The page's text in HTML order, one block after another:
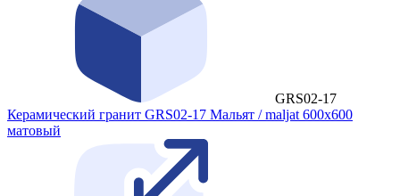
GRS02-17
Керамический гранит GRS02-17 Мальят / maljat 600x600
матовый